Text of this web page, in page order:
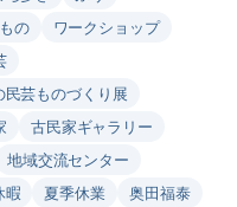
の
ワークショップ
民芸ものづくり展
古民家ギャラリー
地域交流センター
暇 夏季休業
奥田福泰